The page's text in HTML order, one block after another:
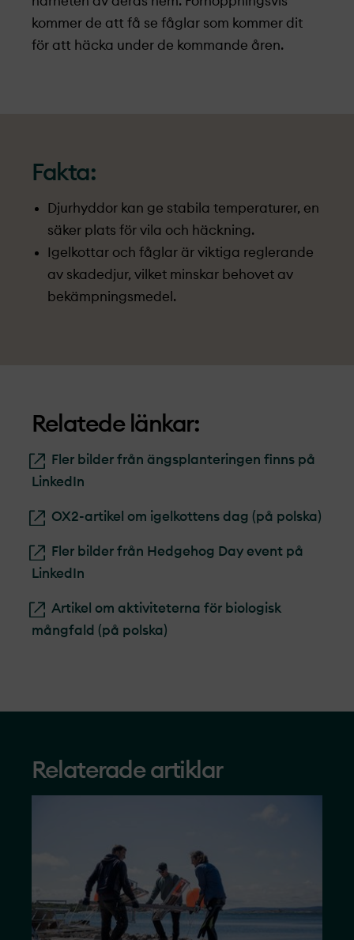
kommer de att få se fåglar som kommer dit
för att häcka under de kommande åren.
Fakta:
Djurhyddor kan ge stabila temperaturer, en
säker plats för vila och häckning.
Igelkottar och fåglar är viktiga reglerande
av skadedjur, vilket minskar behovet av
bekämpningsmedel.
Relatede länkar:
Fler bilder från ängsplanteringen finns på
LinkedIn
OX2-artikel om igelkottens dag (på polska)
Fler bilder från Hedgehog Day event på
LinkedIn
Artikel om aktiviteterna för biologisk
mångfald (på polska)
Relaterade artiklar